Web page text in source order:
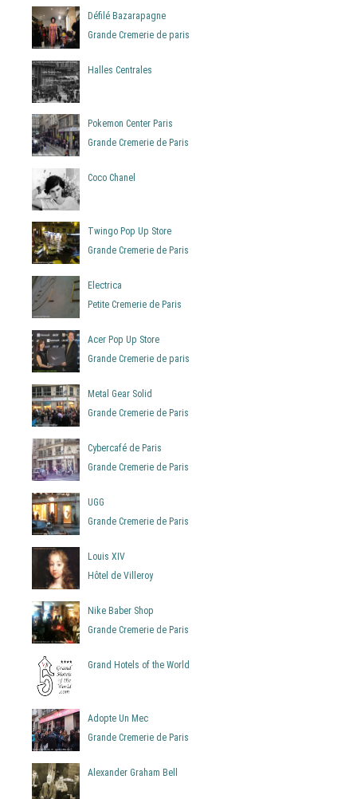
Défilé Bazarapagne
Grande Cremerie de paris
Halles Centrales
Pokemon Center Paris
Grande Cremerie de Paris
Coco Chanel
Twingo Pop Up Store
Grande Cremerie de Paris
Electrica
Petite Cremerie de Paris
Acer Pop Up Store
Grande Cremerie de paris
Metal Gear Solid
Grande Cremerie de Paris
Cybercafé de Paris
Grande Cremerie de Paris
UGG
Grande Cremerie de Paris
Louis XIV
Hôtel de Villeroy
Nike Baber Shop
Grande Cremerie de Paris
Grand Hotels of the World
Adopte Un Mec
Grande Cremerie de Paris
Alexander Graham Bell